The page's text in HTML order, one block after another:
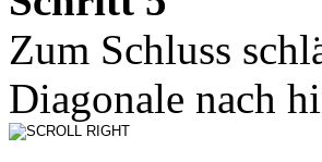
Zum Schluss
Diagonale nach